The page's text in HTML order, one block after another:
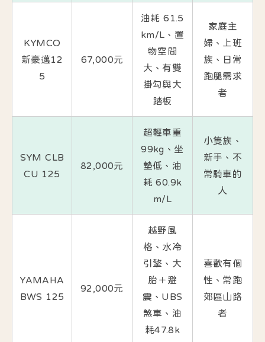
KYMCO
新豪邁12
5
67,000元
油耗 61.5
km/L、置
物空間
大、有雙
掛勾與大
踏板
家庭主
婦、上班
族、日常
跑腿需求
者
SYM CLB
CU 125
82,000元
超輕車重
99kg、坐
墊低、油
耗 60.9k
m/L
小隻族、
新手、不
常騎車的
人
YAMAHA
BWS 125
92,000元
越野風
格、水冷
引擎、大
胎＋避
震、UBS
煞車、油
耗47.8k
喜歡有個
性、常跑
郊區山路
者